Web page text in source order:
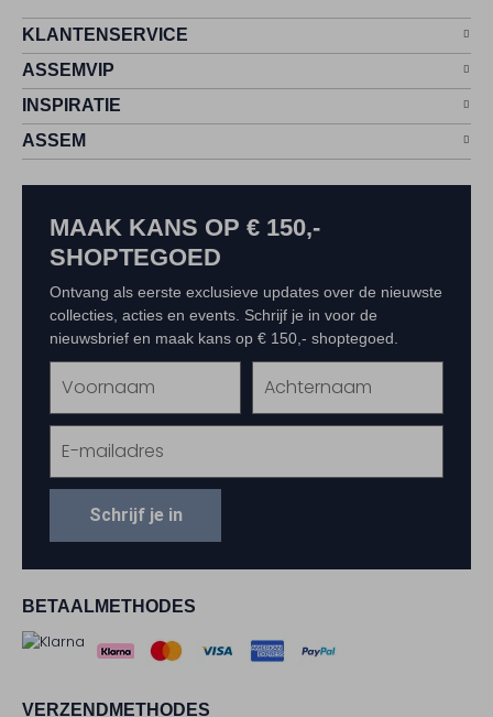
KLANTENSERVICE
ASSEMVIP
INSPIRATIE
ASSEM
BETAALMETHODES
VERZENDMETHODES
MAAK KANS OP € 150,-
SHOPTEGOED
Ontvang als eerste exclusieve updates over de nieuwste
collecties, acties en events. Schrijf je in voor de
nieuwsbrief en maak kans op € 150,- shoptegoed.
Schrijf je in